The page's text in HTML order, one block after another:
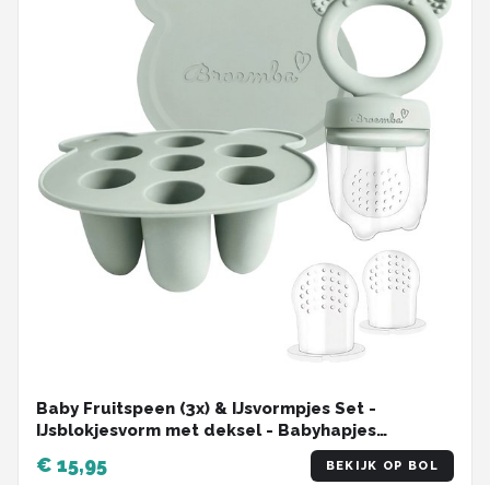
Baby Fruitspeen (3x) & IJsvormpjes Set -
IJsblokjesvorm met deksel - Babyhapjes
bewaarbakjes - 100% Siliconen Sabbelzakje -
Broemba
€ 15,95 BEKIJK OP BOL